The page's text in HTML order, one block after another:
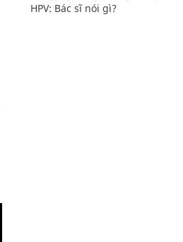
HPV: Bác sĩ nói gì?